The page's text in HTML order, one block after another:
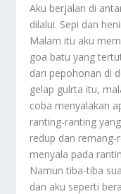
Aku berjalan di
dilalui. Sepi dan
Malam itu aku
goa batu yang
dari pepohonan di
gelap gulrta itu,
coba menyalakan
ranting-ranting
redup dan remang-
menyala pada
Namun tiba-tiba
dan aku seperti